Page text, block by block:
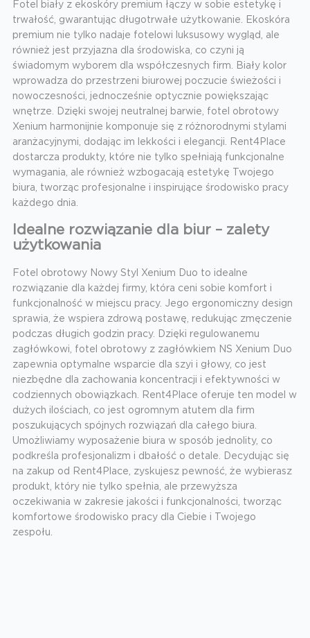
Fotel biały z ekoskóry premium łączy w sobie estetykę i
trwałość, gwarantując długotrwałe użytkowanie. Ekoskóra
premium nie tylko nadaje fotelowi luksusowy wygląd, ale
również jest przyjazna dla środowiska, co czyni ją
świadomym wyborem dla współczesnych firm. Biały kolor
wprowadza do przestrzeni biurowej poczucie świeżości i
nowoczesności, jednocześnie optycznie powiększając
wnętrze. Dzięki swojej neutralnej barwie, fotel obrotowy
Xenium harmonijnie komponuje się z różnorodnymi stylami
aranżacyjnymi, dodając im lekkości i elegancji. Rent4Place
dostarcza produkty, które nie tylko spełniają funkcjonalne
wymagania, ale również wzbogacają estetykę Twojego
biura, tworząc profesjonalne i inspirujące środowisko pracy
każdego dnia.
Idealne rozwiązanie dla biur – zalety
użytkowania
Fotel obrotowy Nowy Styl Xenium Duo to idealne
rozwiązanie dla każdej firmy, która ceni sobie komfort i
funkcjonalność w miejscu pracy. Jego ergonomiczny design
sprawia, że wspiera zdrową postawę, redukując zmęczenie
podczas długich godzin pracy. Dzięki regulowanemu
zagłówkowi, fotel obrotowy z zagłówkiem NS Xenium Duo
zapewnia optymalne wsparcie dla szyi i głowy, co jest
niezbędne dla zachowania koncentracji i efektywności w
codziennych obowiązkach. Rent4Place oferuje ten model w
dużych ilościach, co jest ogromnym atutem dla firm
poszukujących spójnych rozwiązań dla całego biura.
Umożliwiamy wyposażenie biura w sposób jednolity, co
podkreśla profesjonalizm i dbałość o detale. Decydując się
na zakup od Rent4Place, zyskujesz pewność, że wybierasz
produkt, który nie tylko spełnia, ale przewyższa
oczekiwania w zakresie jakości i funkcjonalności, tworząc
komfortowe środowisko pracy dla Ciebie i Twojego
zespołu.